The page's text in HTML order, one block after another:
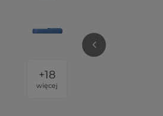
+18
więcej